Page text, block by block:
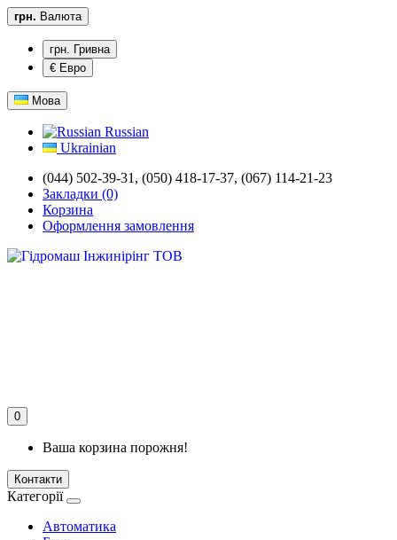
грн. Валюта
грн. Гривна
€ Евро
Мова
Russian
Ukrainian
(044) 502-39-31, (050) 418-17-37, (067) 114-21-23
Закладки (0)
Корзина
Оформлення замовлення
0
Ваша корзина порожня!
Контакти
Категорії
Автоматика